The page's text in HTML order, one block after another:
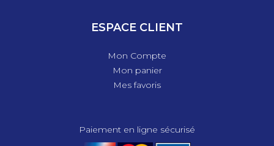
ESPACE CLIENT
Mon Compte
Mon panier
Mes favoris
Paiement en ligne sécurisé